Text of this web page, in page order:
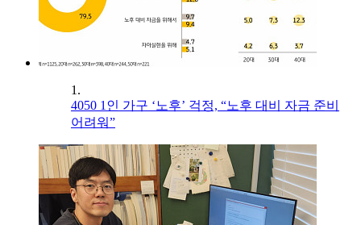
1.
4050 1인 가구 ‘노후’ 걱정, “노후 대비 자금 준비
어려워”